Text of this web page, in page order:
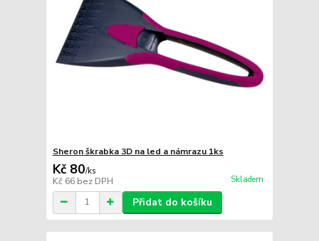
Sheron škrabka 3D na led a námrazu 1ks
Kč 80/ks
Kč 66 bez DPH Skladem
Přidat do košíku